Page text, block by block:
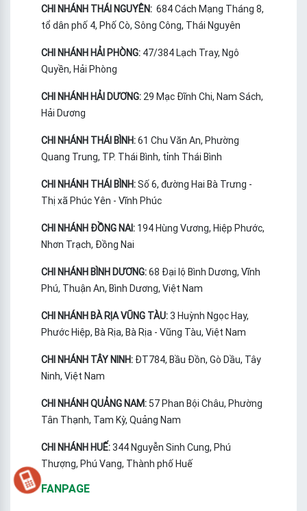
CHI NHÁNH THÁI NGUYÊN: 684 Cách Mạng Tháng 8,
tổ dân phố 4, Phố Cò, Sông Công, Thái Nguyên
CHI NHÁNH HẢI PHÒNG: 47/384 Lạch Tray, Ngô
Quyền, Hải Phòng
CHI NHÁNH HẢI DƯƠNG: 29 Mạc Đĩnh Chi, Nam Sách,
Hải Dương
CHI NHÁNH THÁI BÌNH:61 Chu Văn An, Phường
Quang Trung, TP. Thái Bình, tỉnh Thái Bình
CHI NHÁNH THÁI BÌNH:Số 6, đường Hai Bà Trưng -
Thị xã Phúc Yên - Vĩnh Phúc
CHI NHÁNH ĐỒNG NAI: 194 Hùng Vương, Hiệp Phước,
Nhơn Trạch, Đồng Nai
CHI NHÁNH BÌNH DƯƠNG:68 Đại lộ Bình Dương, Vĩnh
Phú, Thuận An, Bình Dương, Việt Nam
CHI NHÁNH BÀ RỊA VŨNG TÀU:3 Huỳnh Ngọc Hay,
Phước Hiệp, Bà Rịa, Bà Rịa - Vũng Tàu, Việt Nam
CHI NHÁNH TÂY NINH: ĐT784, Bầu Đồn, Gò Dầu, Tây
Ninh, Việt Nam
CHI NHÁNH QUẢNG NAM: 57 Phan Bội Châu, Phường
Tân Thạnh, Tam Kỳ, Quảng Nam
CHI NHÁNH HUẾ:344 Nguyễn Sinh Cung, Phú
Thượng, Phú Vang, Thành phố Huế
FANPAGE